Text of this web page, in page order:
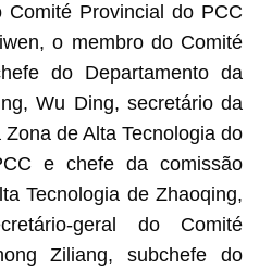
Provincial do PCC
o membro do Comité
do Departamento da
Wu Ding, secretário da
de Alta Tecnologia do
e chefe da comissão
Tecnologia de Zhaoqing,
geral do Comité
Ziliang, subchefe do